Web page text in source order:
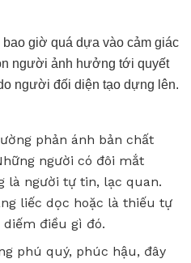
giờ quá dựa vào cảm giác
người ảnh hưởng tới quyết
người đối diện tạo dựng lên.
phản ánh bản chất
người có đôi mắt
là người tự tin, lạc quan.
liếc dọc hoặc là thiếu tự
điều gì đó.
phú quý, phúc hậu, đây